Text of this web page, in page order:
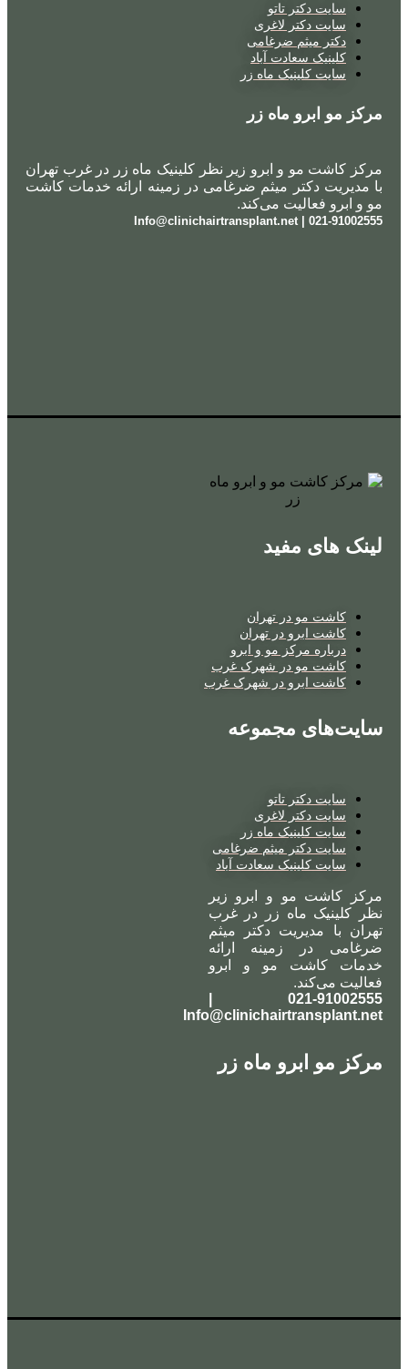
سایت دکتر تاتو
سایت دکتر لاغری
دکتر میثم ضرغامی
کلینیک سعادت آباد
سایت کلینیک ماه زر
مرکز مو ابرو ماه زر
مرکز کاشت مو و ابرو زیر نظر کلینیک ماه زر در غرب تهران
با مدیریت دکتر میثم ضرغامی در زمینه ارائه خدمات کاشت
مو و ابرو فعالیت می‌کند.
021-91002555 | Info@clinichairtransplant.net
لینک های مفید
کاشت مو در تهران
کاشت ابرو در تهران
درباره مرکز مو و ابرو
کاشت مو در شهرک غرب
کاشت ابرو در شهرک غرب
سایت‌های مجموعه
سایت دکتر تاتو
سایت دکتر لاغری
سایت کلینیک ماه زر
سایت دکتر میثم ضرغامی
سایت کلینیک سعادت آباد
مرکز کاشت مو و ابرو زیر
نظر کلینیک ماه زر در غرب
تهران با مدیریت دکتر میثم
ضرغامی در زمینه ارائه
خدمات کاشت مو و ابرو
فعالیت می‌کند.
Info@clinichairtransplant.net
مرکز مو ابرو ماه زر